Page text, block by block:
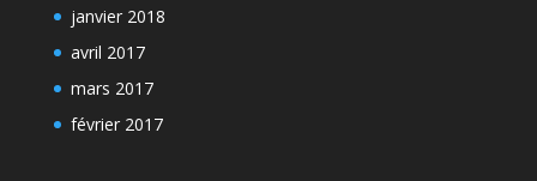
janvier 2018
avril 2017
mars 2017
février 2017